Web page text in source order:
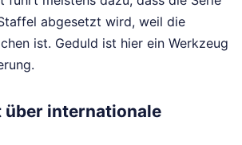
abgesetzt wird, weil die
ist. Geduld ist hier ein Werkzeug
über internationale